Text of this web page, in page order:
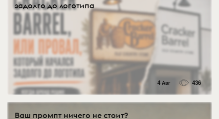
задолго до логотипа
4 Авг 436
Ваш промпт ничего не стоит?